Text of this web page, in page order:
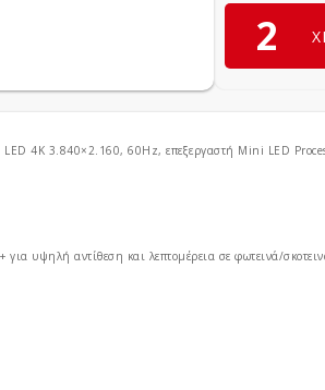
2
4K 3.840×2.160, 60Hz, επεξεργαστή Mini LED
υψηλή αντίθεση και λεπτομέρεια σε φωτεινά/